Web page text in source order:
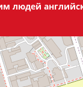
людей